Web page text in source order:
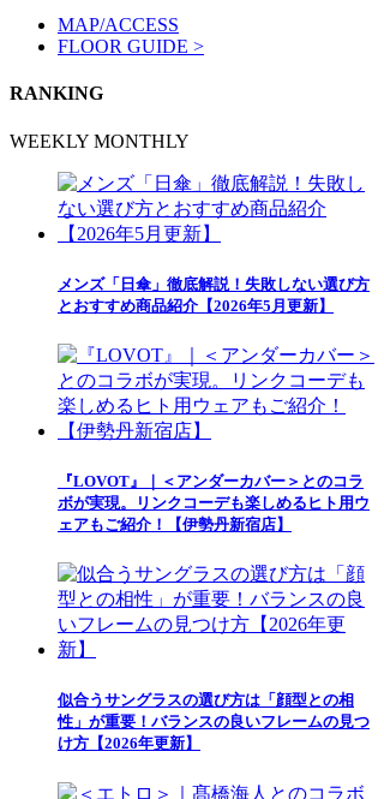
MAP/ACCESS
FLOOR GUIDE >
RANKING
WEEKLY MONTHLY
メンズ「日傘」徹底解説！失敗しない選び方
とおすすめ商品紹介【2026年5月更新】
『LOVOT』｜＜アンダーカバー＞とのコラ
ボが実現。リンクコーデも楽しめるヒト用ウ
ェアもご紹介！【伊勢丹新宿店】
似合うサングラスの選び方は「顔型との相
性」が重要！バランスの良いフレームの見つ
け方【2026年更新】